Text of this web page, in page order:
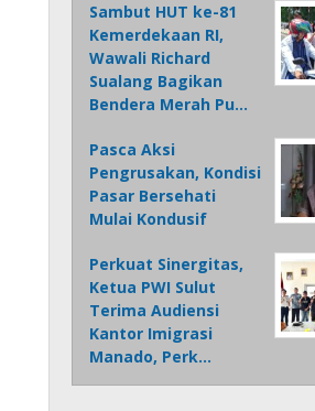
Sambut HUT ke-81
Kemerdekaan RI,
Wawali Richard
Sualang Bagikan
Bendera Merah Pu…
Pasca Aksi
Pengrusakan, Kondisi
Pasar Bersehati
Mulai Kondusif
Perkuat Sinergitas,
Ketua PWI Sulut
Terima Audiensi
Kantor Imigrasi
Manado, Perk…